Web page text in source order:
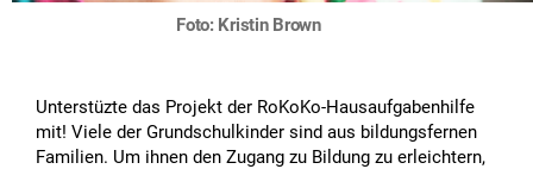
Foto: Kristin Brown
Unterstüzte das Projekt der RoKoKo-Hausaufgabenhilfe
mit! Viele der Grundschulkinder sind aus bildungsfernen
Familien. Um ihnen den Zugang zu Bildung zu erleichtern,